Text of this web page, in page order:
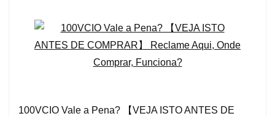
100VCIO Vale a Pena? 【VEJA ISTO ANTES DE